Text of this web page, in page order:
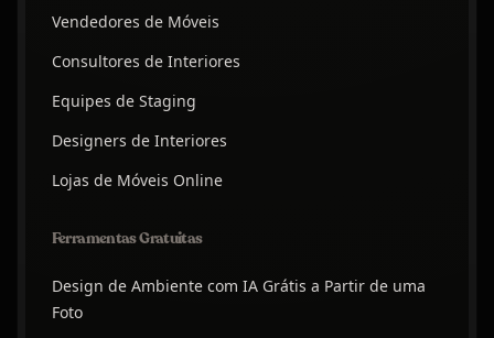
Vendedores de Móveis
Consultores de Interiores
Equipes de Staging
Designers de Interiores
Lojas de Móveis Online
Ferramentas Gratuitas
Design de Ambiente com IA Grátis a Partir de uma
Foto